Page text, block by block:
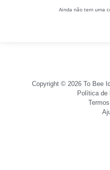
Ainda não tem uma
Copyright © 2026 To Bee
Política de